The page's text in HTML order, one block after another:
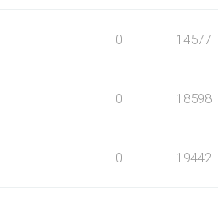
0 14577
0 18598
0 19442